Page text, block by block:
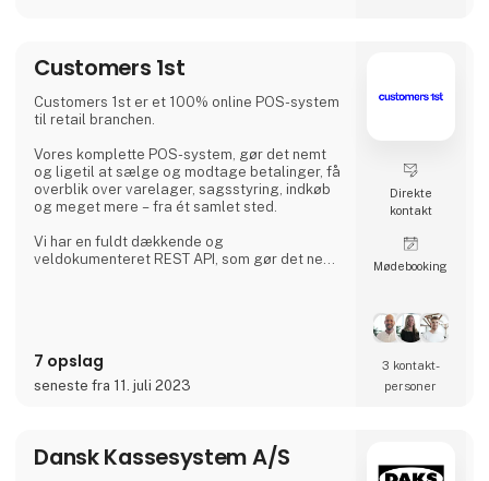
Customers 1st
Customers 1st er et 100% online POS-system
til retail branchen.
Vores komplette POS-system, gør det nemt
og ligetil at sælge og modtage betalinger, få
overblik over varelager, sagsstyring, indkøb
og meget mere – fra ét samlet sted.
Vi har en fuldt dækkende og
veldokumenteret REST API, som gør det nemt
Og vi udvider løbende vores POS-system
med en masse nye integrationer, som er med
7 opslag
seneste fra 11. juli 2023
Direkte
kontakt
Møde­booking
3 kontakt­
personer
Dansk Kassesystem A/S